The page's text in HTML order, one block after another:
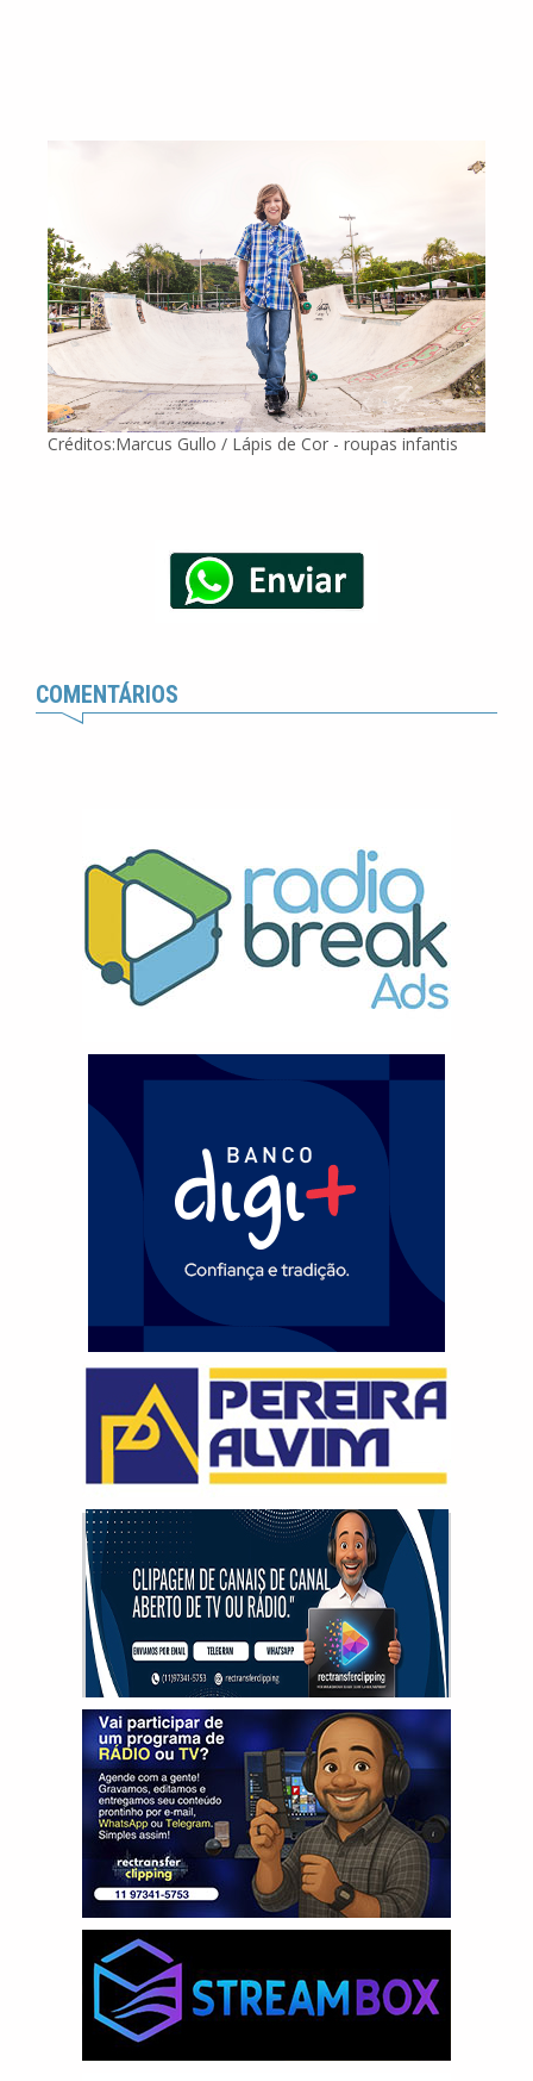
Créditos:Marcus Gullo / Lápis de Cor - roupas infantis
COMENTÁRIOS